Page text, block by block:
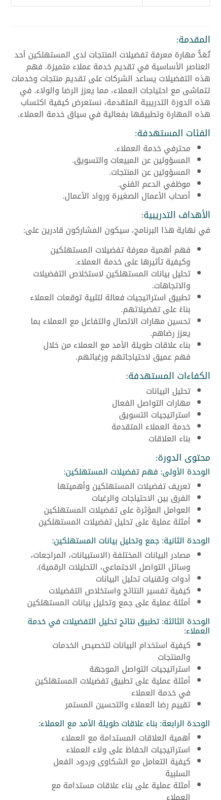
المقدمة:
تُعَدُّ مهارة معرفة تفضيلات المنتجات لدى المستهلكين أحد
العناصر الأساسية في تقديم خدمة عملاء متميزة. فهم
هذه التفضيلات يساعد الشركات على تقديم منتجات وخدمات
تتماشى مع احتياجات العملاء، مما يعزز الرضا والولاء. في
هذه الدورة التدريبية المتقدمة، نستعرض كيفية اكتساب
هذه المهارة وتطبيقها بفعالية في سياق خدمة العملاء.
الفئات المستهدفة:
محترفي خدمة العملاء.
المسؤولين عن المبيعات والتسويق.
المسؤولين عن المنتجات.
موظفي الدعم الفني.
أصحاب الأعمال الصغيرة ورواد الأعمال.
الأهداف التدريبية:
في نهاية هذا البرنامج، سيكون المشاركون قادرين على:
فهم أهمية معرفة تفضيلات المستهلكين
وكيفية تأثيرها على خدمة العملاء.
تحليل بيانات المستهلكين لاستخلاص التفضيلات
والاتجاهات.
تطبيق استراتيجيات فعالة لتلبية توقعات العملاء
بناءً على تفضيلاتهم.
تحسين مهارات الاتصال والتفاعل مع العملاء بما
يعزز رضاهم.
بناء علاقات طويلة الأمد مع العملاء من خلال
فهم عميق لاحتياجاتهم ورغباتهم.
الكفاءات المستهدفة:
تحليل البيانات
مهارات التواصل الفعال
استراتيجيات التسويق
خدمة العملاء المتقدمة
بناء العلاقات
محتوى الدورة:
الوحدة الأولى: فهم تفضيلات المستهلكين:
تعريف تفضيلات المستهلكين وأهميتها
الفرق بين الاحتياجات والرغبات
العوامل المؤثرة على تفضيلات المستهلكين
أمثلة عملية على تحليل تفضيلات المستهلكين
الوحدة الثانية: جمع وتحليل بيانات المستهلكين:
مصادر البيانات المختلفة (الاستبيانات، المراجعات،
وسائل التواصل الاجتماعي، التحليلات الرقمية).
أدوات وتقنيات تحليل البيانات
كيفية تفسير النتائج واستخلاص التفضيلات
أمثلة عملية على جمع وتحليل بيانات المستهلكين
الوحدة الثالثة: تطبيق نتائج تحليل التفضيلات في خدمة
العملاء:
كيفية استخدام البيانات لتخصيص الخدمات
والمنتجات
استراتيجيات التواصل الموجهة
أمثلة عملية على تطبيق تفضيلات المستهلكين
في خدمة العملاء
تقييم رضا العملاء والتحسين المستمر
الوحدة الرابعة: بناء علاقات طويلة الأمد مع العملاء:
أهمية العلاقات المستدامة مع العملاء
استراتيجيات الحفاظ على ولاء العملاء
كيفية التعامل مع الشكاوى وردود الفعل
السلبية
أمثلة عملية على بناء علاقات مستدامة مع